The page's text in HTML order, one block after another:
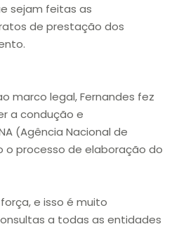
sejam feitas as
de prestação dos
marco legal, Fernandes fez
a condução e
(Agência Nacional de
o processo de elaboração do
e isso é muito
a todas as entidades